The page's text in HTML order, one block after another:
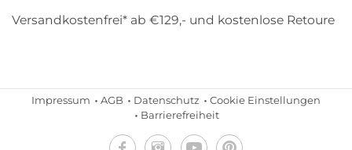
Versandkostenfrei* ab €129,- und kostenlose Retoure
Impressum AGB Datenschutz
Cookie Einstellungen
Barrierefreiheit